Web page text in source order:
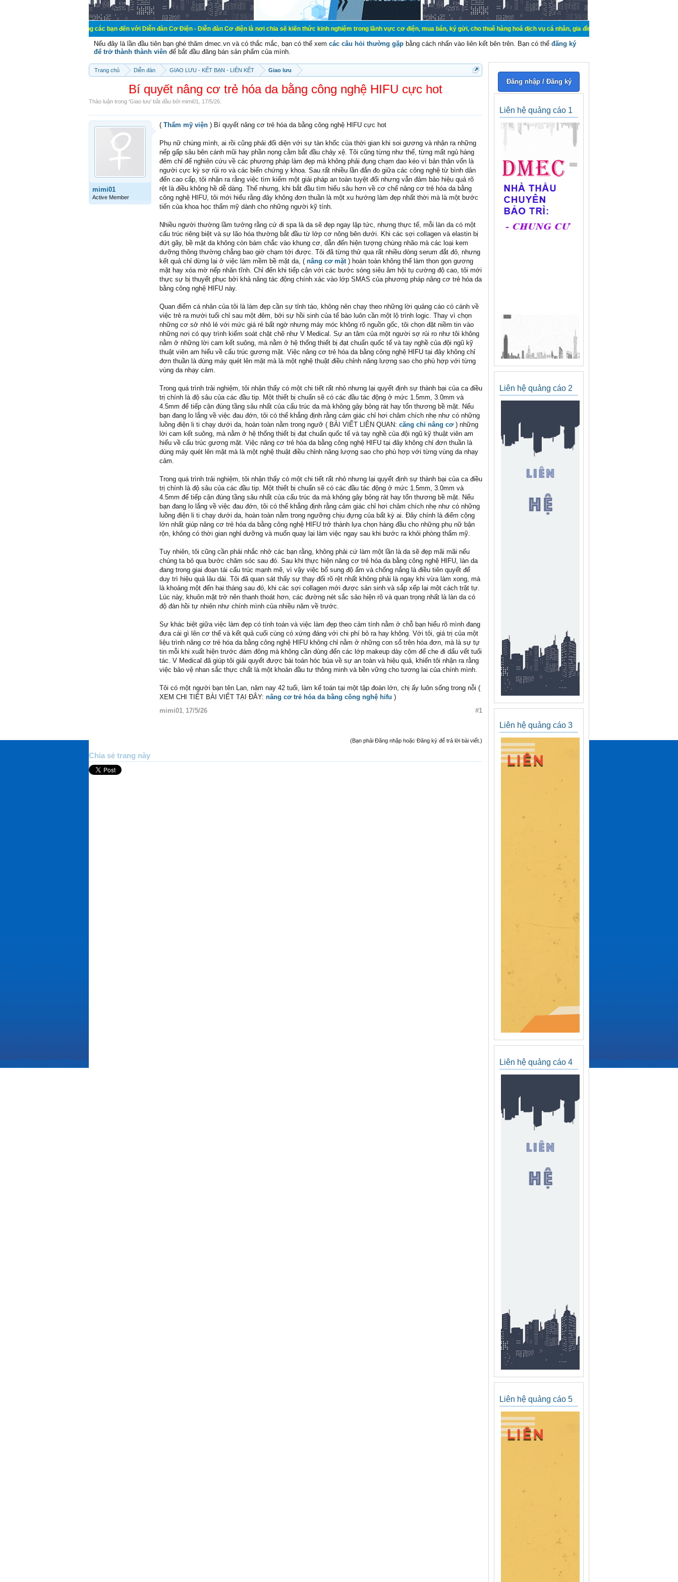
Chào mừng các bạn đến với Diễn đàn Cơ Điện - Diễn đàn Cơ điện là nơi chia sẽ kiến thức kinh nghiệm trong lãnh vực cơ điện, mua bán, ký gửi, cho thuê hàng hoá dịch vụ cá nhân, gia đình. Mua bán, ký gửi, cho thuê thiết bị hệ
Nếu đây là lần đầu tiên bạn ghé thăm dmec.vn và có thắc mắc, bạn có thể xem các câu hỏi thường gặp bằng cách nhấn vào liên kết bên trên. Bạn có thể đăng ký
để trở thành thành viên để bắt đầu đăng bán sản phẩm của mình.
Trang chủ Diễn đàn GIAO LƯU - KẾT BẠN - LIÊN KẾT Giao lưu
Bí quyết nâng cơ trẻ hóa da bằng công nghệ HIFU cực hot
Thảo luận trong 'Giao lưu' bắt đầu bởi mimi01 17/5/26
mimi01
Active Member
( Thẩm mỹ viện ) Bí quyết nâng cơ trẻ hóa da bằng công nghệ HIFU cực hot
Phụ nữ chúng mình, ai rồi cũng phải đối diện với sự tàn khốc của thời gian khi soi gương và nhận ra những
nếp gấp sâu bên cánh mũi hay phần nọng cằm bắt đầu chảy xệ. Tôi cũng từng như thế, từng mất ngủ hàng
đêm chỉ để nghiên cứu về các phương pháp làm đẹp mà không phải đụng chạm dao kéo vì bản thân vốn là
người cực kỳ sợ rủi ro và các biến chứng y khoa. Sau rất nhiều lần đắn đo giữa các công nghệ từ bình dân
đến cao cấp, tôi nhận ra rằng việc tìm kiếm một giải pháp an toàn tuyệt đối nhưng vẫn đảm bảo hiệu quả rõ
rệt là điều không hề dễ dàng. Thế nhưng, khi bắt đầu tìm hiểu sâu hơn về cơ chế nâng cơ trẻ hóa da bằng
công nghệ HIFU, tôi mới hiểu rằng đây không đơn thuần là một xu hướng làm đẹp nhất thời mà là một bước
tiến của khoa học thẩm mỹ dành cho những người kỹ tính.
Nhiều người thường lầm tưởng rằng cứ đi spa là da sẽ đẹp ngay lập tức, nhưng thực tế, mỗi làn da có một
cấu trúc riêng biệt và sự lão hóa thường bắt đầu từ lớp cơ nông bên dưới. Khi các sợi collagen và elastin bị
đứt gãy, bề mặt da không còn bám chắc vào khung cơ, dẫn đến hiện tượng chùng nhão mà các loại kem
dưỡng thông thường chẳng bao giờ chạm tới được. Tôi đã từng thử qua rất nhiều dòng serum đắt đỏ, nhưng
kết quả chỉ dừng lại ở việc làm mềm bề mặt da, ( nâng cơ mặt) hoàn toàn không thể làm thon gọn gương
mặt hay xóa mờ nếp nhăn tĩnh. Chỉ đến khi tiếp cận với các bước sóng siêu âm hội tụ cường độ cao, tôi mới
thực sự bị thuyết phục bởi khả năng tác động chính xác vào lớp SMAS của phương pháp nâng cơ trẻ hóa da
bằng công nghệ HIFU này.
Quan điểm cá nhân của tôi là làm đẹp cần sự tỉnh táo, không nên chạy theo những lời quảng cáo có cánh về
việc trẻ ra mười tuổi chỉ sau một đêm, bởi sự hồi sinh của tế bào luôn cần một lộ trình logic. Thay vì chọn
những cơ sở nhỏ lẻ với mức giá rẻ bất ngờ nhưng máy móc không rõ nguồn gốc, tôi chọn đặt niềm tin vào
những nơi có quy trình kiểm soát chặt chẽ như V Medical. Sự an tâm của một người sợ rủi ro như tôi không
nằm ở những lời cam kết suông, mà nằm ở hệ thống thiết bị đạt chuẩn quốc tế và tay nghề của đội ngũ kỹ
thuật viên am hiểu về cấu trúc gương mặt. Việc nâng cơ trẻ hóa da bằng công nghệ HIFU tại đây không chỉ
đơn thuần là dùng máy quét lên mặt mà là một nghệ thuật điều chỉnh năng lượng sao cho phù hợp với từng
vùng da nhạy cảm.
Trong quá trình trải nghiệm, tôi nhận thấy có một chi tiết rất nhỏ nhưng lại quyết định sự thành bại của ca điều
trị chính là độ sâu của các đầu tip. Một thiết bị chuẩn sẽ có các đầu tác động ở mức 1.5mm, 3.0mm và
4.5mm để tiếp cận đúng tầng sâu nhất của cấu trúc da mà không gây bỏng rát hay tổn thương bề mặt. Nếu
bạn đang lo lắng về việc đau đớn, tôi có thể khẳng định rằng cảm giác chỉ hơi châm chích nhẹ như có những
luồng điện li ti chạy dưới da, hoàn toàn nằm trong ngưỡ ( BÀI VIẾT LIÊN QUAN: căng chỉ nâng cơ) những
lời cam kết suông, mà nằm ở hệ thống thiết bị đạt chuẩn quốc tế và tay nghề của đội ngũ kỹ thuật viên am
hiểu về cấu trúc gương mặt. Việc nâng cơ trẻ hóa da bằng công nghệ HIFU tại đây không chỉ đơn thuần là
dùng máy quét lên mặt mà là một nghệ thuật điều chỉnh năng lượng sao cho phù hợp với từng vùng da nhạy
cảm.
Trong quá trình trải nghiệm, tôi nhận thấy có một chi tiết rất nhỏ nhưng lại quyết định sự thành bại của ca điều
trị chính là độ sâu của các đầu tip. Một thiết bị chuẩn sẽ có các đầu tác động ở mức 1.5mm, 3.0mm và
4.5mm để tiếp cận đúng tầng sâu nhất của cấu trúc da mà không gây bỏng rát hay tổn thương bề mặt. Nếu
bạn đang lo lắng về việc đau đớn, tôi có thể khẳng định rằng cảm giác chỉ hơi châm chích nhẹ như có những
luồng điện li ti chạy dưới da, hoàn toàn nằm trong ngưỡng chịu đựng của bất kỳ ai. Đây chính là điểm cộng
lớn nhất giúp nâng cơ trẻ hóa da bằng công nghệ HIFU trở thành lựa chọn hàng đầu cho những phụ nữ bận
rộn, không có thời gian nghỉ dưỡng và muốn quay lại làm việc ngay sau khi bước ra khỏi phòng thẩm mỹ.
Tuy nhiên, tôi cũng cần phải nhắc nhở các bạn rằng, không phải cứ làm một lần là da sẽ đẹp mãi mãi nếu
chúng ta bỏ qua bước chăm sóc sau đó. Sau khi thực hiện nâng cơ trẻ hóa da bằng công nghệ HIFU, làn da
đang trong giai đoạn tái cấu trúc mạnh mẽ, vì vậy việc bổ sung độ ẩm và chống nắng là điều tiên quyết để
duy trì hiệu quả lâu dài. Tôi đã quan sát thấy sự thay đổi rõ rệt nhất không phải là ngay khi vừa làm xong, mà
là khoảng một đến hai tháng sau đó, khi các sợi collagen mới được sản sinh và sắp xếp lại một cách trật tự.
Lúc này, khuôn mặt trở nên thanh thoát hơn, các đường nét sắc sảo hiện rõ và quan trọng nhất là làn da có
độ đàn hồi tự nhiên như chính mình của nhiều năm về trước.
Sự khác biệt giữa việc làm đẹp có tính toán và việc làm đẹp theo cảm tính nằm ở chỗ bạn hiểu rõ mình đang
đưa cái gì lên cơ thể và kết quả cuối cùng có xứng đáng với chi phí bỏ ra hay không. Với tôi, giá trị của một
liệu trình nâng cơ trẻ hóa da bằng công nghệ HIFU không chỉ nằm ở những con số trên hóa đơn, mà là sự tự
tin mỗi khi xuất hiện trước đám đông mà không cần dùng đến các lớp makeup dày cộm để che đi dấu vết tuổi
tác. V Medical đã giúp tôi giải quyết được bài toán hóc búa về sự an toàn và hiệu quả, khiến tôi nhận ra rằng
việc bảo vệ nhan sắc thực chất là một khoản đầu tư thông minh và bền vững cho tương lai của chính mình.
Tôi có một người bạn tên Lan, năm nay 42 tuổi, làm kế toán tại một tập đoàn lớn, chị ấy luôn sống trong nỗi (
XEM CHI TIẾT BÀI VIẾT TẠI ĐÂY: nâng cơ trẻ hóa da bằng công nghệ hifu )
mimi01 17/5/26 #1
(Bạn phải Đăng nhập hoặc Đăng ký để trả lời bài viết.)
Chia sẻ trang này
Đăng nhập / Đăng ký
Liên hệ quảng cáo 1
Liên hệ quảng cáo 2
Liên hệ quảng cáo 3
Liên hệ quảng cáo 4
Liên hệ quảng cáo 5